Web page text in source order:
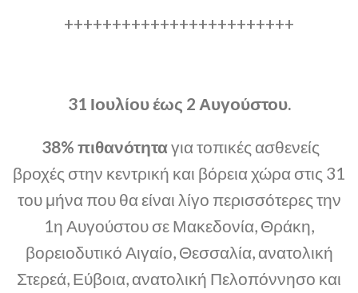
++++++++++++++++++++++++
31 Ιουλίου έως 2 Αυγούστου.
38% πιθανότηταγια τοπικές ασθενείς
βροχές στην κεντρική και βόρεια χώρα στις 31
του μήνα που θα είναι λίγο περισσότερες την
1η Αυγούστου σε Μακεδονία, Θράκη,
βορειοδυτικό Αιγαίο, Θεσσαλία, ανατολική
Στερεά, Εύβοια, ανατολική Πελοπόννησο και